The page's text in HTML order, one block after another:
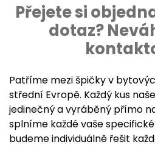
Přejete si
dotaz?
Patříme mezi špičky v
střední Evropě. Každý kus
jedinečný a vyráběný přímo
splníme každé vaše
budeme individuálně řešit